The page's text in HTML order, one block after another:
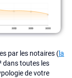
par les notaires (la
dans toutes les
de votre